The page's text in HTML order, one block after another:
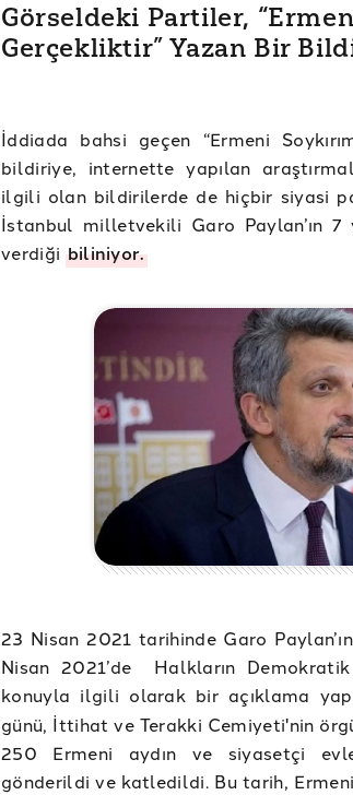
Görseldeki Partiler,
Gerçekliktir” Yazan Bir
İddiada bahsi geçen “Ermeni
bildiriye, internette yapılan
ilgili olan bildirilerde de hiçbir siyasi
İstanbul milletvekili Garo Paylan’ın
verdiği biliniyor.
23 Nisan 2021 tarihinde Garo
Nisan 2021’de Halkların
konuyla ilgili olarak bir açıklama
günü, İttihat ve Terakki Cemiyeti'nin
250 Ermeni aydın ve siyasetçi
gönderildi ve katledildi. Bu tarih, Ermeni